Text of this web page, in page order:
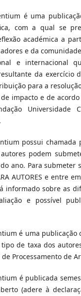
é uma
com a qual se
académica a
e da
e internacional
da exercício
para a
impacto e de
Universidade
possui chamada
podem
ano. Para submeter
AUTORES e entre
informado sobre as
e possível
é uma publicação
de taxa dos
Processamento de
é publicada
(adere à